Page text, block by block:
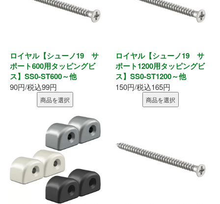
換気部材
通気部材
アルミ型材
外構部材
ロイヤル【シューノ19 サ
ポート600用タッピングビ
ス】SS0-ST600～他
90円/税込99円
商品を選択
ロイヤル【シューノ19 サ
ポート1200用タッピングビ
ス】SS0-ST1200～他
150円/税込165円
商品を選択